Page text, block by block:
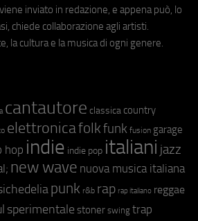
inviato in redazione, e appena può, lo
chiede collaborazione agli artisti.
la cultura e la musica di ogni genere.
cantautore classica country
elettronicafolkfunk fusion garage
hop indie indie pop italiani jazz
new wave nuova musica italiana
punk r&b rap rap italiano reggae
sperimentale stoner swing trap